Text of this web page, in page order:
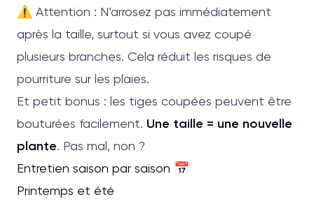
⚠️ Attention : N’arrosez pas immédiatement
après la taille, surtout si vous avez coupé
plusieurs branches. Cela réduit les risques de
pourriture sur les plaies.
Et petit bonus : les tiges coupées peuvent être
bouturées facilement. Une taille = une nouvelle
plante. Pas mal, non ?
Entretien saison par saison 📅
Printemps et été